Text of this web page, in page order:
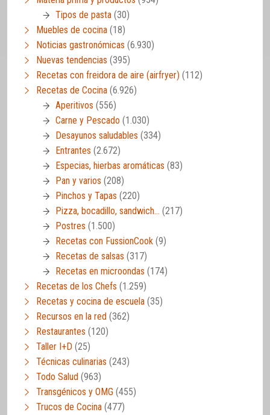
Tipos de pasta (30)
Muebles de cocina (18)
Noticias gastronómicas (6.930)
Nuevas tendencias (395)
Recetas con freidora de aire (airfryer) (112)
Recetas de Cocina (6.926)
Aperitivos (556)
Carne y Pescado (1.030)
Desayunos saludables (334)
Entrantes (2.672)
Especias, hierbas aromáticas (83)
Pan y varios (208)
Pinchos y Tapas (220)
Pizza, bocadillo, sandwich… (217)
Postres (1.500)
Recetas con FussionCook (9)
Recetas de salsas (317)
Recetas en microondas (174)
Recetas de los Chefs (1.259)
Recetas y cocina de escuela (35)
Recursos en la red (362)
Restaurantes (120)
Taller I+D (25)
Técnicas culinarias (243)
Todo Salud (963)
Transgénicos y OMG (455)
Trucos de Cocina (477)